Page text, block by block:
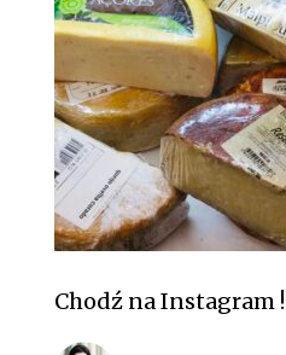
Chodź na Instagram !